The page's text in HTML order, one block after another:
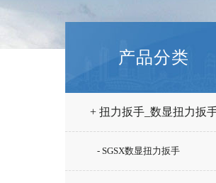
产品分类
+ 扭力扳手_数显扭力扳
- SGSX数显扭力扳手